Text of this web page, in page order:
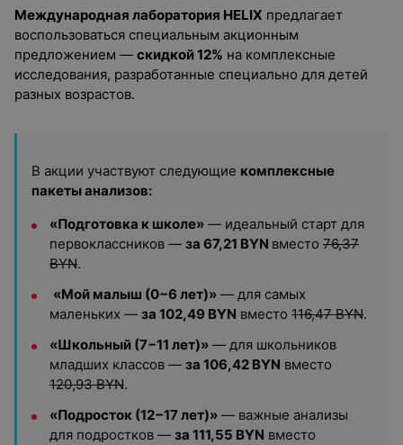
Международная лаборатория HELIX предлагает
воспользоваться специальным акционным
предложением — скидкой 12% на комплексные
исследования, разработанные специально для детей
разных возрастов.
В акции участвуют следующие комплексные
пакеты анализов:
«Подготовка к школе» — идеальный старт для
первоклассников — за 67,21 BYN вместо 76,37
BYN.
«Мой малыш (0−6 лет)» — для самых
маленьких — за 102,49 BYN вместо 116,47BYN.
«Школьный (7−11 лет)» — для школьников
младших классов — за 106,42 BYN вместо
120,93BYN.
«Подросток (12−17 лет)» — важные анализы
для подростков — за 111,55 BYN вместо